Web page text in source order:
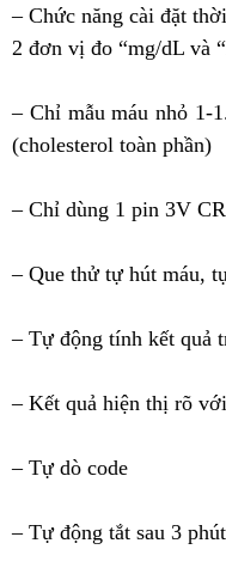
– Chức năng cài đặt
2 đơn vị đo “mg/dL và
– Chỉ mẫu máu nhỏ 1-
(cholesterol toàn phần)
– Chỉ dùng 1 pin 3V
– Que thử tự hút máu,
– Tự động tính kết quả
– Kết quả hiện thị rõ
– Tự dò code
– Tự động tắt sau 3